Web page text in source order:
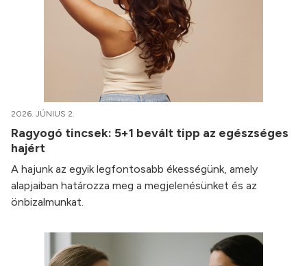
2026. JÚNIUS 2.
Ragyogó tincsek: 5+1 bevált tipp az egészséges
hajért
A hajunk az egyik legfontosabb ékességünk, amely
alapjaiban határozza meg a megjelenésünket és az
önbizalmunkat.